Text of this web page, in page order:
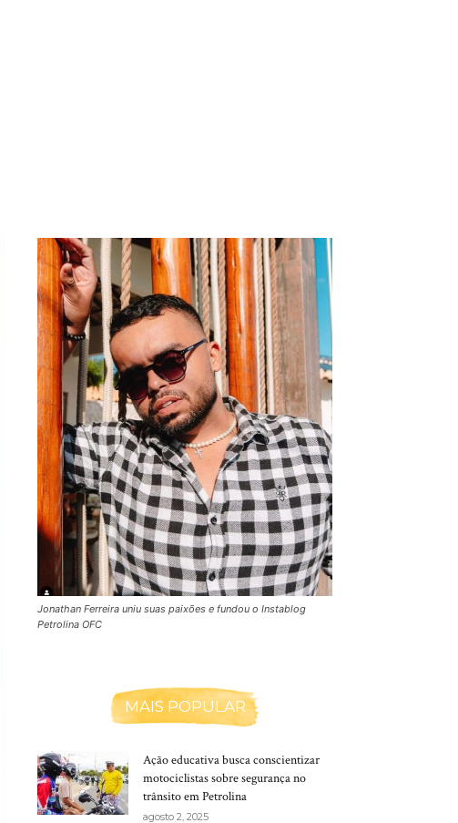
Jonathan Ferreira uniu suas paixões e fundou o Instablog
Petrolina OFC
MAIS POPULAR
Ação educativa busca conscientizar
motociclistas sobre segurança no
trânsito em Petrolina
agosto 2, 2025